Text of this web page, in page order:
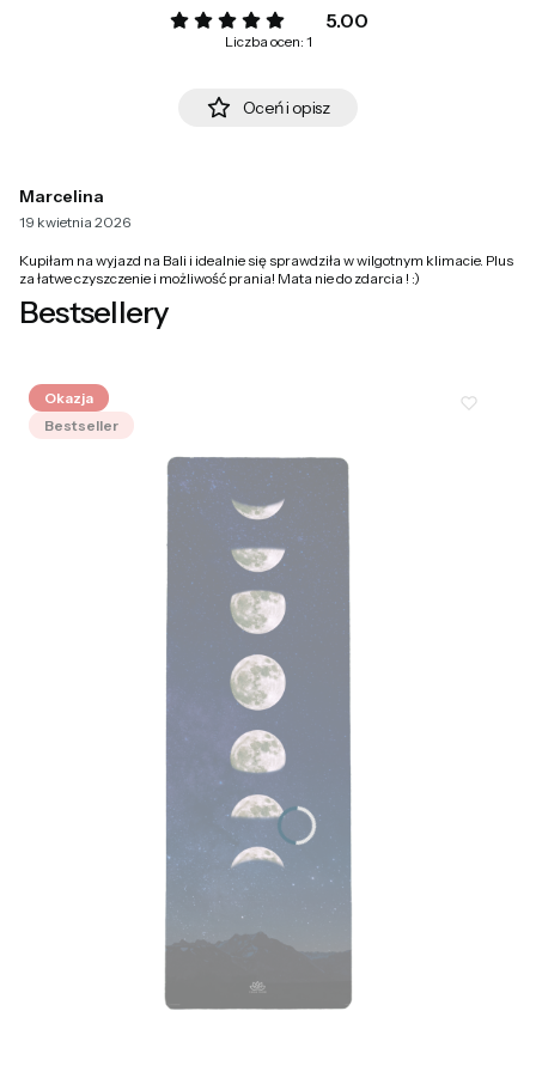
5.00
Liczba ocen: 1
Oceń i opisz
Marcelina
19 kwietnia 2026
Kupiłam na wyjazd na Bali i idealnie się sprawdziła w wilgotnym klimacie. Plus
za łatwe czyszczenie i możliwość prania! Mata nie do zdarcia ! :)
Bestsellery
Okazja
Bestseller